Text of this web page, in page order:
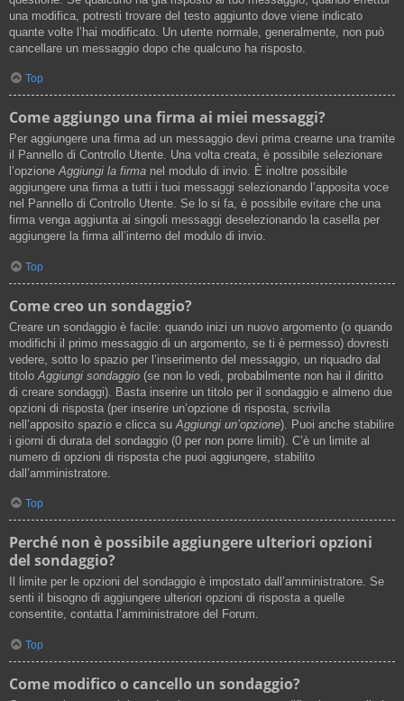
una modifica, potresti trovare del testo aggiunto dove viene indicato
quante volte l’hai modificato. Un utente normale, generalmente, non può
cancellare un messaggio dopo che qualcuno ha risposto.
Top
Come aggiungo una firma ai miei messaggi?
Per aggiungere una firma ad un messaggio devi prima crearne una tramite
il Pannello di Controllo Utente. Una volta creata, è possibile selezionare
l’opzioneAggiungi la firma nel modulo di invio. È inoltre possibile
aggiungere una firma a tutti i tuoi messaggi selezionando l’apposita voce
nel Pannello di Controllo Utente. Se lo si fa, è possibile evitare che una
firma venga aggiunta ai singoli messaggi deselezionando la casella per
aggiungere la firma all’interno del modulo di invio.
Top
Come creo un sondaggio?
Creare un sondaggio è facile: quando inizi un nuovo argomento (o quando
modifichi il primo messaggio di un argomento, se ti è permesso) dovresti
vedere, sotto lo spazio per l’inserimento del messaggio, un riquadro dal
titolo Aggiungi sondaggio (se non lo vedi, probabilmente non hai il diritto
di creare sondaggi). Basta inserire un titolo per il sondaggio e almeno due
opzioni di risposta (per inserire un’opzione di risposta, scrivila
nell’apposito spazio e clicca su Aggiungi un’opzione). Puoi anche stabilire
i giorni di durata del sondaggio (0 per non porre limiti). C’è un limite al
numero di opzioni di risposta che puoi aggiungere, stabilito
dall’amministratore.
Top
Perché non è possibile aggiungere ulteriori opzioni
del sondaggio?
Il limite per le opzioni del sondaggio è impostato dall’amministratore. Se
senti il bisogno di aggiungere ulteriori opzioni di risposta a quelle
consentite, contatta l’amministratore del Forum.
Top
Come modifico o cancello un sondaggio?